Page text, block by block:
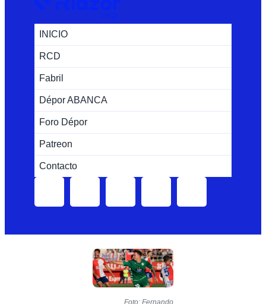
INICIO
RCD
Fabril
Dépor ABANCA
Foro Dépor
Patreon
Contacto
Foto: Fernando